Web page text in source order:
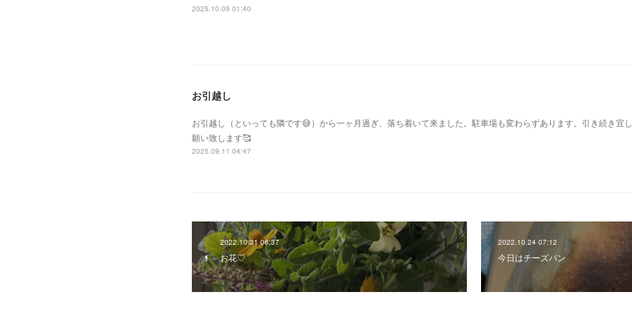
2025.10.05 01:40
お引越し
お引越し（といっても隣です😅）から一ヶ月過ぎ、落ち着いて来ました。駐車場も変わらずあります。引き続き宜
願い致します🥰
2025.09.11 04:47
2022.10.31 06:37
お花♡
2022.10.24 07:12
今日はチーズパン